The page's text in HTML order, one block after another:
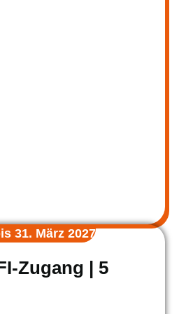
31. März 2027
Zugang | 5